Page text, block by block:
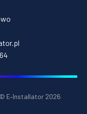
E‑Installator 2026